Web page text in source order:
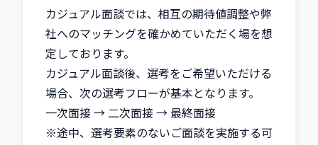
カジュアル面談では、相互の期待値調整や弊
社へのマッチングを確かめていただく場を想
定しております。
カジュアル面談後、選考をご希望いただける
場合、次の選考フローが基本となります。
一次面接 → 二次面接 → 最終面接
※途中、選考要素のないご面談を実施する可